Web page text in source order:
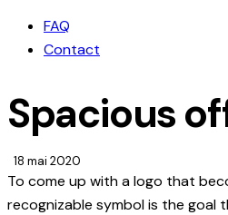
FAQ
Contact
Spacious
18 mai 2020
To come up with a logo that
recognizable symbol is the goal